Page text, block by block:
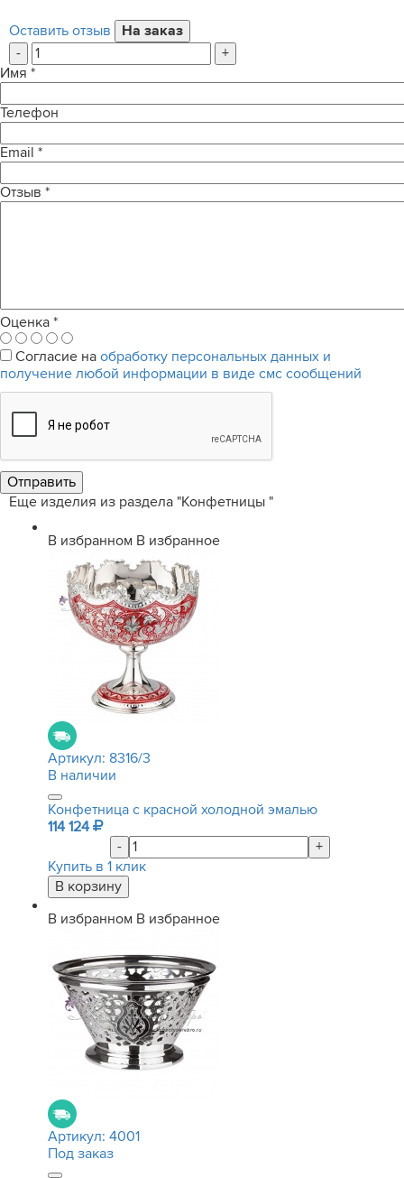
Оставить отзыв
-
+
Имя *
Телефон
Email *
Отзыв *
Оценка *
Согласие на обработку персональных данных и
получение любой информации в виде смс сообщений
Еще изделия из раздела "Конфетницы "
В избранном В избранное
Артикул: 8316/3
В наличии
Конфетница с красной холодной эмалью
114 124
-
+
Купить в 1 клик
В избранном В избранное
Артикул: 4001
Под заказ